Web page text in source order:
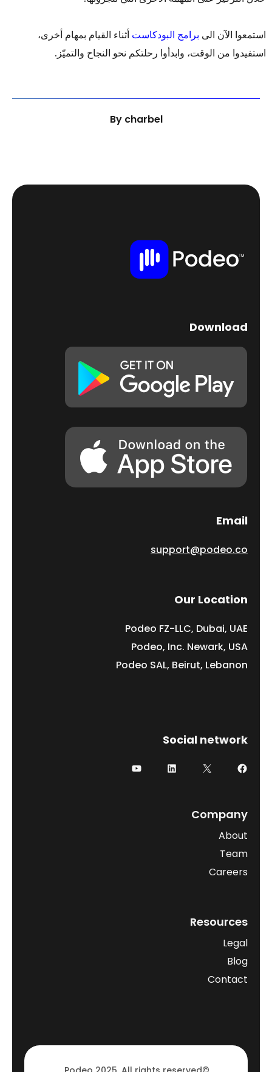
استمعوا الآن الى برامج البودكاست أثناء القيام بمهام أخرى،
استفيدوا من الوقت، وابدأوا رحلتكم نحو النجاح والتميّز.
By charbel
Download
Email
support@podeo.co
Our Location
Podeo FZ-LLC, Dubai, UAE
Podeo, Inc. Newark, USA
Podeo SAL, Beirut, Lebanon
Social network
Company
About
Team
Careers
Resources
Legal
Blog
Contact